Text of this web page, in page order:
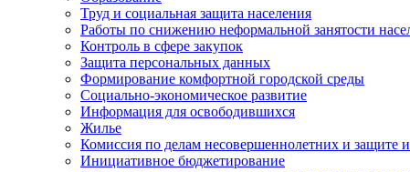
Труд и социальная защита населения
Работы по снижению неформальной занятости
Контроль в сфере закупок
Защита персональных данных
Формирование комфортной городской среды
Социально-экономическое развитие
Информация для освободившихся
Жилье
Комиссия по делам несовершеннолетних и защите
Инициативное бюджетирование